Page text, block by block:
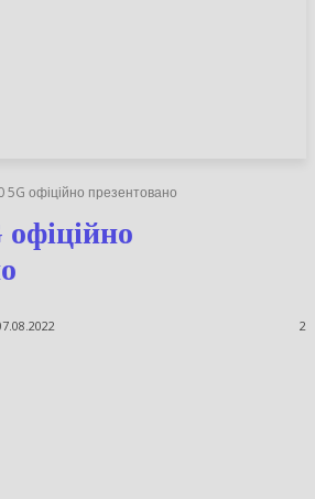
5G офіційно презентовано
офіційно
2